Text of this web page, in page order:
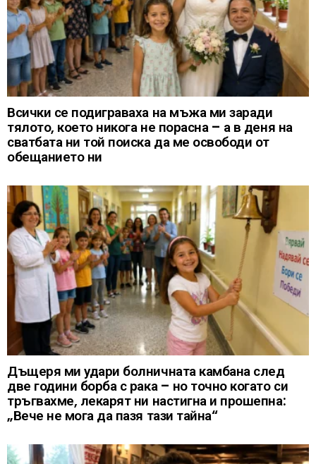
Всички се подиграваха на мъжа ми заради
тялото, което никога не порасна – а в деня на
сватбата ни той поиска да ме освободи от
обещанието ни
Дъщеря ми удари болничната камбана след
две години борба с рака – но точно когато си
тръгвахме, лекарят ни настигна и прошепна:
„Вече не мога да пазя тази тайна“